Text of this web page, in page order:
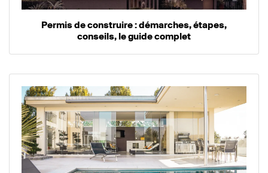
Permis de construire : démarches, étapes,
conseils, le guide complet